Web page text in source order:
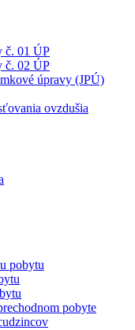
č. 01 ÚP
č. 02 ÚP
úpravy (JPÚ)
ovzdušia
pobytu
pobyte